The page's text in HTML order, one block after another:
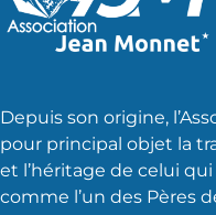
Depuis son origine,
pour principal objet la
et l’héritage de celui
comme l’un des Pères